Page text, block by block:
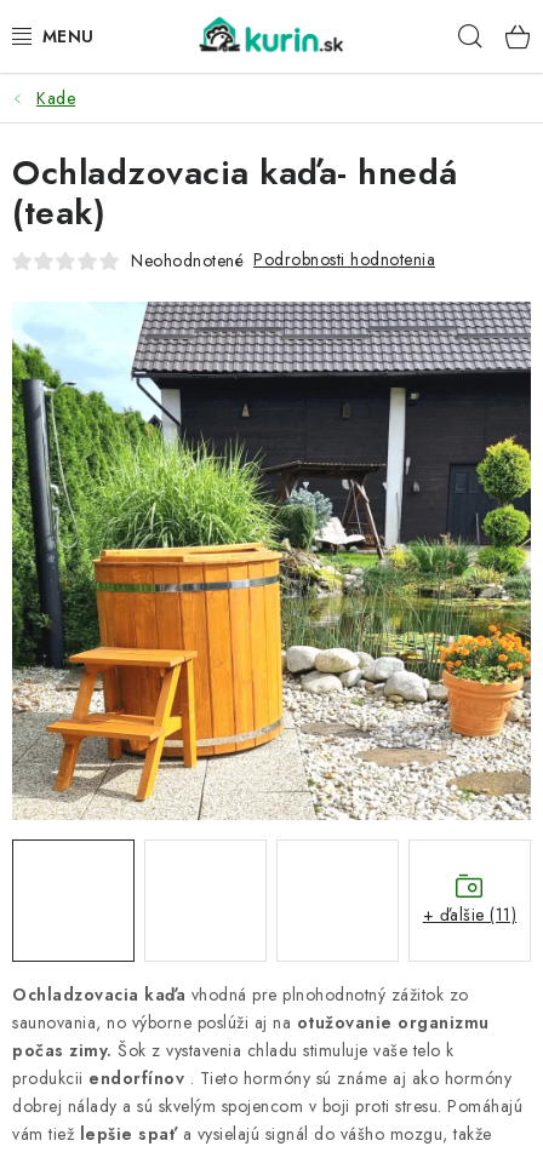
na
PRE HYDINU
PRE PSY
PRE ZAJACE
ZÁHRADA
DOMÁCI WELLNESS
PRE VTÁKY
DARČEKOVÝ POUKAZ
Náš príbeh od začiatku Doprava Kontakt
Blog
Hodnotenie obchodu
Obchodné podmienky
Vrátenie, výmena tovaru
Pravidlá súťaží na Facebooku
Kade
Ochladzovacia kaďa vhodná pre plnohodnotný zážitok zo
saunovania, no výborne poslúži aj na otužovanie organizmu
počas zimy. Šok z vystavenia chladu stimuluje vaše telo k
produkcii endorfínov . Tieto hormóny sú známe aj ako hormóny
dobrej nálady a sú skvelým spojencom v boji proti stresu. Pomáhajú
vám tiež lepšie spaťa vysielajú signál do vášho mozgu, takže
Ochladzovacia kaďa- hnedá
(teak)
Neohodnotené Podrobnosti hodnotenia
+ ďalšie (11)